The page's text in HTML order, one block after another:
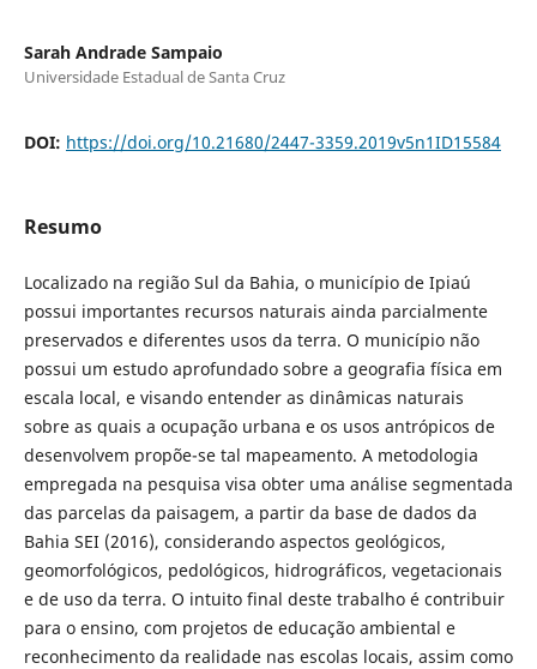
Sarah Andrade Sampaio
Universidade Estadual de Santa Cruz
DOI: https://doi.org/10.21680/2447-3359.2019v5n1ID15584
Resumo
Localizado na região Sul da Bahia, o município de Ipiaú
possui importantes recursos naturais ainda parcialmente
preservados e diferentes usos da terra. O município não
possui um estudo aprofundado sobre a geografia física em
escala local, e visando entender as dinâmicas naturais
sobre as quais a ocupação urbana e os usos antrópicos de
desenvolvem propõe-se tal mapeamento. A metodologia
empregada na pesquisa visa obter uma análise segmentada
das parcelas da paisagem, a partir da base de dados da
Bahia SEI (2016), considerando aspectos geológicos,
geomorfológicos, pedológicos, hidrográficos, vegetacionais
e de uso da terra. O intuito final deste trabalho é contribuir
para o ensino, com projetos de educação ambiental e
reconhecimento da realidade nas escolas locais, assim como